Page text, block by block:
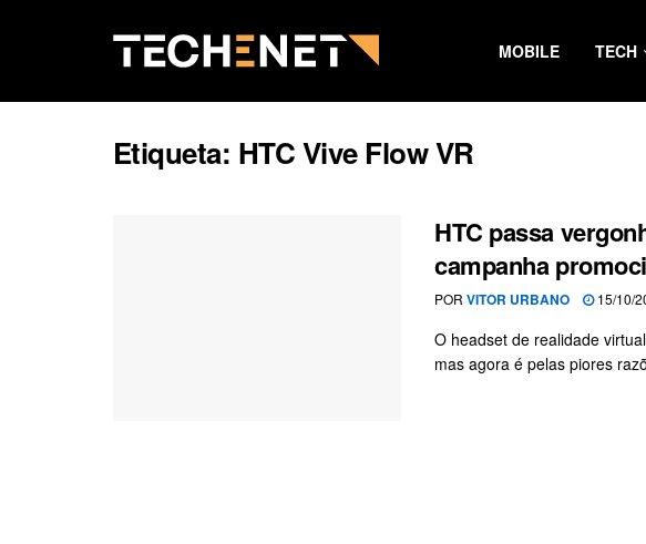
MOBILE TECH
Etiqueta: HTC Vive Flow VR
HTC passa
campanha
POR VITOR URBANO 15/10/
O headset de realidade
mas agora é pelas piores